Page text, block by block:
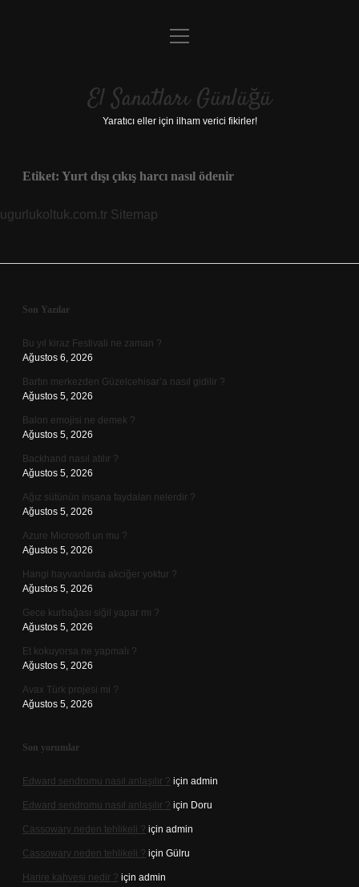
Anasayfa
Yasal Uyarı
menüyü
El Sanatları Günlüğü
Yaratıcı eller için ilham verici fikirler!
Etiket: Yurt dışı çıkış harcı nasıl ödenir
ugurlukoltuk.com.tr Sitemap
Sidebar
Son Yazılar
Bu yıl kiraz Festivali ne zaman ?
Ağustos 6, 2026
Bartın merkezden Güzelcehisar’a nasıl gidilir ?
Ağustos 5, 2026
Balon emojisi ne demek ?
Ağustos 5, 2026
Backhand nasıl atılır ?
Ağustos 5, 2026
Ağız sütünün insana faydaları nelerdir ?
Ağustos 5, 2026
Azure Microsoft un mu ?
Ağustos 5, 2026
Hangi hayvanlarda akciğer yoktur ?
Ağustos 5, 2026
Gece kurbağası siğil yapar mı ?
Ağustos 5, 2026
Et kokuyorsa ne yapmalı ?
Ağustos 5, 2026
Avax Türk projesi mi ?
Ağustos 5, 2026
Son yorumlar
Edward sendromu nasıl anlaşılır ? için admin
Edward sendromu nasıl anlaşılır ? için Doru
Cassowary neden tehlikeli ? için admin
Cassowary neden tehlikeli ? için Gülru
Harire kahvesi nedir ? için admin